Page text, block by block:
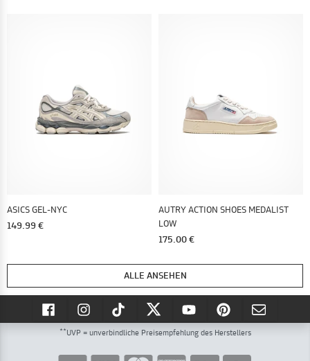
ASICS GEL-NYC
149.99 €
AUTRY ACTION SHOES MEDALIST
LOW
175.00 €
ALLE ANSEHEN
**UVP = unverbindliche Preisempfehlung des Herstellers